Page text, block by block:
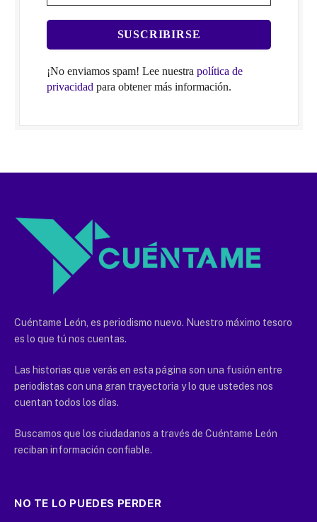
¡No enviamos spam! Lee nuestra política de
privacidad para obtener más información.
Cuéntame León, es periodismo nuevo. Nuestro máximo tesoro
es lo que tú nos cuentas.
Las historias que verás en esta página son una fusión entre
periodistas con una gran trayectoria y lo que ustedes nos
cuentan todos los días.
Buscamos que los ciudadanos a través de Cuéntame León
reciban información confiable.
NO TE LO PUEDES PERDER